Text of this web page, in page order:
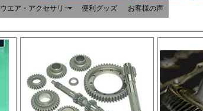
ウエア・アクセサリー 便利グッズ
お客様の声